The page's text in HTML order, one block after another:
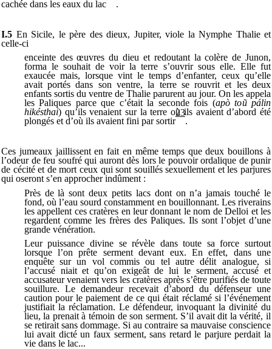
cachée dans les eaux du lac
.
I.5 En Sicile, le père des dieux, Jupiter, viole la Nymphe Thalie et
celle-ci
enceinte des œuvres du dieu et redoutant la colère de Junon,
forma le souhait de voir la terre s’ouvrir sous elle. Elle fut
exaucée mais, lorsque vint le temps d’enfanter, ceux qu’elle
avait portés dans son ventre, la terre se rouvrit et les deux
enfants sortis du ventre de Thalie parurent au jour. On les appela
les Paliques parce que c’était la seconde fois (apò toũpálin
hikésthai) qu’ils venaient sur la terre où ils avaient d’abord été
plongés et d’où ils avaient fini par sortir
23
.
Ces jumeaux jaillissent en fait en même temps que deux bouillons à
l’odeur de feu soufré qui auront dès lors le pouvoir ordalique de punir
de cécité et de mort ceux qui sont souillés sexuellement et les parjures
qui oseront s’en approcher indûment :
Près de là sont deux petits lacs dont on n’a jamais touché le
fond, où l’eau sourd constamment en bouillonnant. Les riverains
les appellent ces cratères en leur donnant le nom de Delloi et les
regardent comme les frères des Paliques. Ils sont l’objet d’une
grande vénération.
Leur puissance divine se révèle dans toute sa force surtout
lorsque l’on prête serment devant eux. En effet, dans une
enquête sur un vol commis ou tel autre délit analogue, si
l’accusé niait et qu’on exigeât de lui le serment, accusé et
accusateur venaient vers les cratères après s’être purifiés de toute
souillure. Le demandeur recevait d’abord du défenseur une
caution pour le paiement de ce qui était réclamé si l’événement
justifiait la réclamation. Le défendeur, invoquant la divinité du
lieu, la prenait à témoin de son serment. S’il avait dit la vérité, il
se retirait sans dommage. Si au contraire sa mauvaise conscience
lui avait dicté un faux serment, sans retard le parjure perdait la
vie dans le lac...